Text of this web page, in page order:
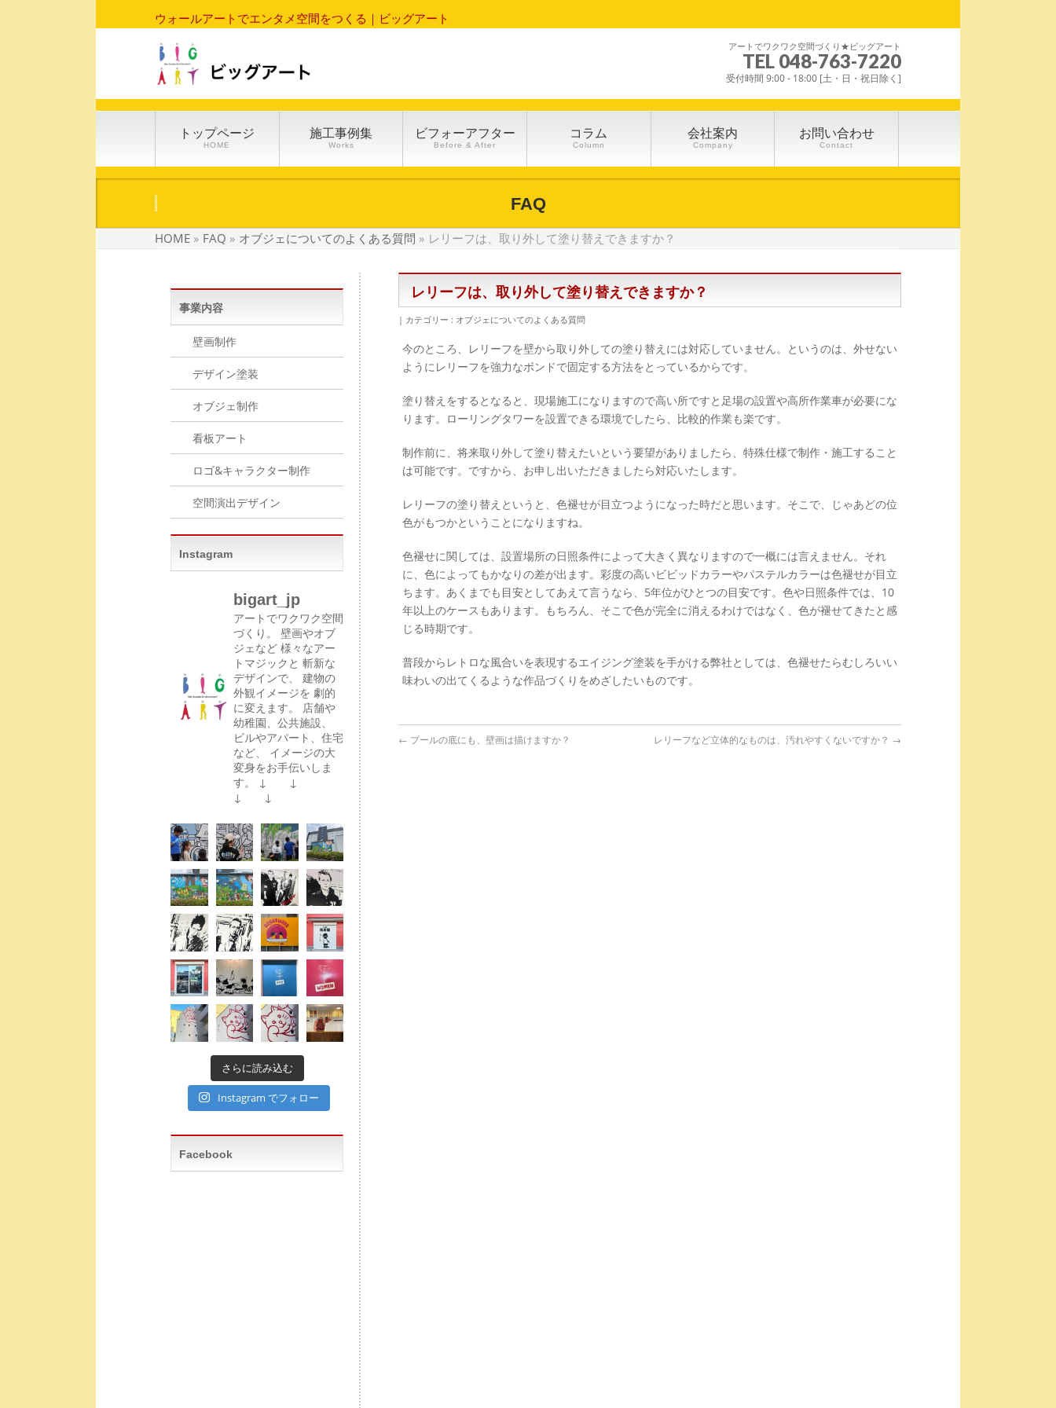
ウォールアートでエンタメ空間をつくる｜ビッグアート
アートでワクワク空間づくり★ビッグアート
TEL 048-763-7220
受付時間 9:00 - 18:00 [土・日・祝日除く]
トップページ
HOME
施工事例集
Works
ビフォーアフター
Before & After
コラム
Column
会社案内
Company
お問い合わせ
Contact
FAQ
HOME » FAQ » オブジェについてのよくある質問 » レリーフは、取り外して塗り替えできますか？
レリーフは、取り外して塗り替えできますか？
カテゴリー : オブジェについてのよくある質問
今のところ、レリーフを壁から取り外しての塗り替えには対応していません。というのは、外せない
ようにレリーフを強力なボンドで固定する方法をとっているからです。
塗り替えをするとなると、現場施工になりますので高い所ですと足場の設置や高所作業車が必要にな
ります。ローリングタワーを設置できる環境でしたら、比較的作業も楽です。
制作前に、将来取り外して塗り替えたいという要望がありましたら、特殊仕様で制作・施工すること
は可能です。ですから、お申し出いただきましたら対応いたします。
レリーフの塗り替えというと、色褪せが目立つようになった時だと思います。そこで、じゃあどの位
色がもつかということになりますね。
色褪せに関しては、設置場所の日照条件によって大きく異なりますので一概には言えません。それ
に、色によってもかなりの差が出ます。彩度の高いビビッドカラーやパステルカラーは色褪せが目立
ちます。あくまでも目安としてあえて言うなら、5年位がひとつの目安です。色や日照条件では、10
年以上のケースもあります。もちろん、そこで色が完全に消えるわけではなく、色が褪せてきたと感
じる時期です。
普段からレトロな風合いを表現するエイジング塗装を手がける弊社としては、色褪せたらむしろいい
味わいの出てくるような作品づくりをめざしたいものです。
← プールの底にも、壁画は描けますか？ レリーフなど立体的なものは、汚れやすくないですか？ →
事業内容
壁画制作
デザイン塗装
オブジェ制作
看板アート
ロゴ&キャラクター制作
空間演出デザイン
Instagram
bigart_jp
アートでワクワク空間
づくり。
壁画やオブ
ジェなど 様々なアー
トマジックと 斬新な
デザインで、
建物の
外観イメージを 劇的
に変えます。
店舗や
幼稚園、公共施設、
ビルやアパート、住宅
など、
イメージの大
変身をお手伝いしま
す。
↓ ↓
↓ ↓
さらに読み込む
Instagram でフォロー
Facebook